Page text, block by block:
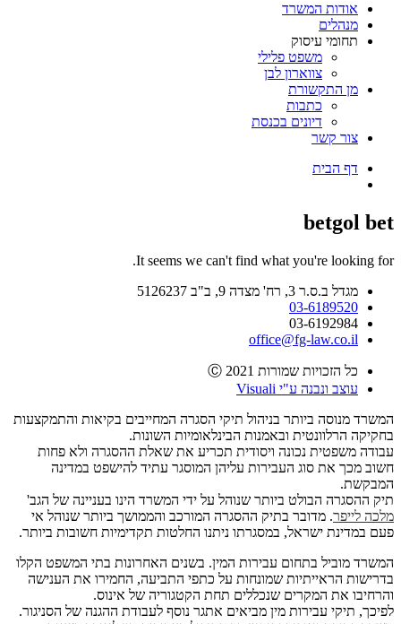
אודות המשרד
מנהלים
תחומי עיסוק
משפט פלילי
צווארון לבן
מן התקשורת
כתבות
דיונים בכנסת
צור קשר
דף הבית
betgol bet
It seems we can't find what you're looking for.
מגדל ב.ס.ר 3, רח' מצדה 9, ב"ב 5126237
03-6189520
03-6192984
office@fg-law.co.il
כל הזכויות שמורות Ⓒ 2021
עוצב ונבנה ע"י Visuali
המשרד מנוסה ביותר בניהול תיקי הסגרה המחייבים בקיאות והתמקצעות
בחקיקה הרלוונטית ובאמנות הבינלאומיות השונות.
עבודה משפטית נכונה ויסודית תכריע את שאלת ההסגרה ולא פחות
חשוב מכך את סוג העבירות עליהן המוסגר עתיד להישפט במדינה
המבקשת.
תיק ההסגרה הבולט ביותר שנוהל על ידי המשרד הינו בעניינה של הגב'
מלכה לייפר. מדובר בתיק ההסגרה המורכב והממושך ביותר שנוהל אי
פעם במדינת ישראל, במסגרתו ניתנו החלטות תקדימיות חשובות ביותר.
המשרד מוביל בתחום עבירות המין. בשנים האחרונות בתי המשפט הקלו
בדרישות הראייתיות שמונחות על כתפי התביעה, החמירו את הענישה
והרחיבו את המקרים שנכללים תחת הקטגוריה של אינוס.
לפיכך, תיקי עבירות מין מביאים אתגר נוסף לעבודת ההגנה של הסניגור.